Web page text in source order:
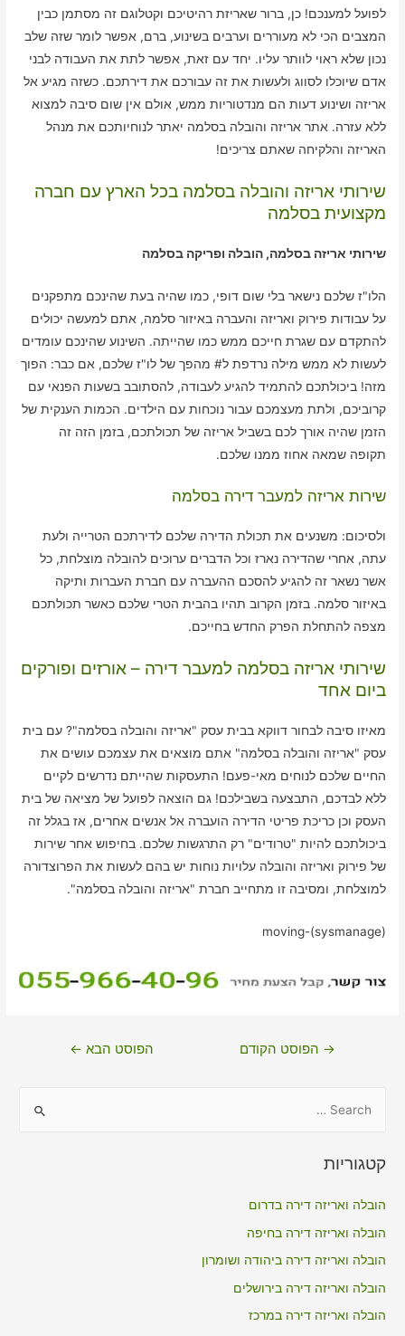
לפועל למענכם! כן, ברור שאריזת רהיטיכם וקטלוגם זה מסתמן כבין
המצבים הכי לא מעוררים וערבים בשינוע, ברם, אפשר לומר שזה שלב
נכון שלא ראוי לוותר עליו. יחד עם זאת, אפשר לתת את העבודה לבני
אדם שיוכלו לסווג ולעשות את זה עבורכם את דירתכם. כשזה מגיע אל
אריזה ושינוע דעות הם מנדטוריות ממש, אולם אין שום סיבה למצוא
ללא עזרה. אתר אריזה והובלה בסלמה יאתר לנוחיותכם את מנהל
האריזה והלקיחה שאתם צריכים!
שירותי אריזה והובלה בסלמה בכל הארץ עם חברה
מקצועית בסלמה
שירותי אריזה בסלמה, הובלה ופריקה בסלמה
הלו"ז שלכם נישאר בלי שום דופי, כמו שהיה בעת שהינכם מתפקנים
על עבודות פירוק ואריזה והעברה באיזור סלמה, אתם למעשה יכולים
להתקדם עם שגרת חייכם ממש כמו שהייתה. השינוע שהינכם עומדים
לעשות לא ממש מילה נרדפת ל# מהפך של לו"ז שלכם, אם כבר: הפוך
מזה! ביכולתכם להתמיד להגיע לעבודה, להסתובב בשעות הפנאי עם
קרוביכם, ולתת מעצמכם עבור נוכחות עם הילדים. הכמות הענקית של
הזמן שהיה אורך לכם בשביל אריזה של תכולתכם, בזמן הזה זה
תקופה שמאה אחוז ממנו שלכם.
שירות אריזה למעבר דירה בסלמה
ולסיכום: משנעים את תכולת הדירה שלכם לדירתכם הטרייה ולעת
עתה, אחרי שהדירה נארז וכל הדברים ערוכים להובלה מוצלחת, כל
אשר נשאר זה להגיע להסכם ההעברה עם חברת העברות ותיקה
באיזור סלמה. בזמן הקרוב תהיו בהבית הטרי שלכם כאשר תכולתכם
מצפה להתחלת הפרק החדש בחייכם.
שירותי אריזה בסלמה למעבר דירה – אורזים ופורקים
ביום אחד
מאיזו סיבה לבחור דווקא בבית עסק "אריזה והובלה בסלמה"? עם בית
עסק "אריזה והובלה בסלמה" אתם מוצאים את עצמכם עושים את
החיים שלכם לנוחים מאי-פעם! התעסקות שהייתם נדרשים לקיים
ללא לבדכם, התבצעה בשבילכם! גם הוצאה לפועל של מציאה של בית
העסק וכן כריכת פריטי הדירה הועברה אל אנשים אחרים, אז בגלל זה
ביכולתכם להיות "טרודים" רק התרגשות שלכם. בחיפוש אחר שירות
של פירוק ואריזה והובלה עלויות נוחות יש בהם לעשות את הפרוצדורה
למוצלחת, ומסיבה זו מתחייב חברת "אריזה והובלה בסלמה".
moving-(sysmanage)
ניווט→ הפוסט הקודם הפוסט הבא ←
r
o
r
:
קטגוריות
הובלה ואריזה דירה בדרום
הובלה ואריזה דירה בחיפה
הובלה ואריזה דירה ביהודה ושומרון
הובלה ואריזה דירה בירושלים
הובלה ואריזה דירה במרכז